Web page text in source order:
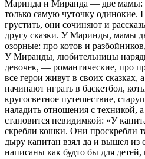
Маринда и Миранда — две мамы:
только самую чуточку одинокие.
грустить, они сочиняют и
другу сказки. У Маринды, мамы
озорные: про котов и
У Миранды, любительницы
девочек, — романтические, про
все герои живут в своих
начинают играть в баскетбол,
кругосветное путешествие,
наладить отношения с
становится невидимкой: «У
скребли кошки. Они проскребли
дыру капитан взял да и вышел
написаны как будто бы для детей,